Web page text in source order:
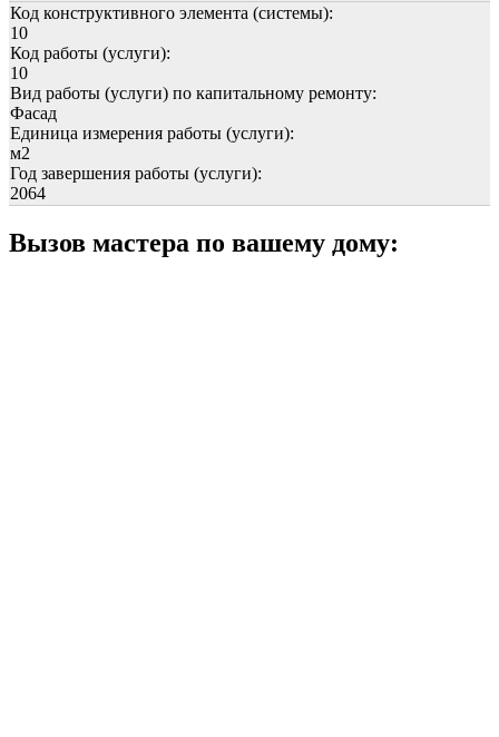
Код конструктивного элемента (системы):
10
Код работы (услуги):
10
Вид работы (услуги) по капитальному ремонту:
Фасад
Единица измерения работы (услуги):
м2
Год завершения работы (услуги):
2064
Вызов мастера по вашему дому: